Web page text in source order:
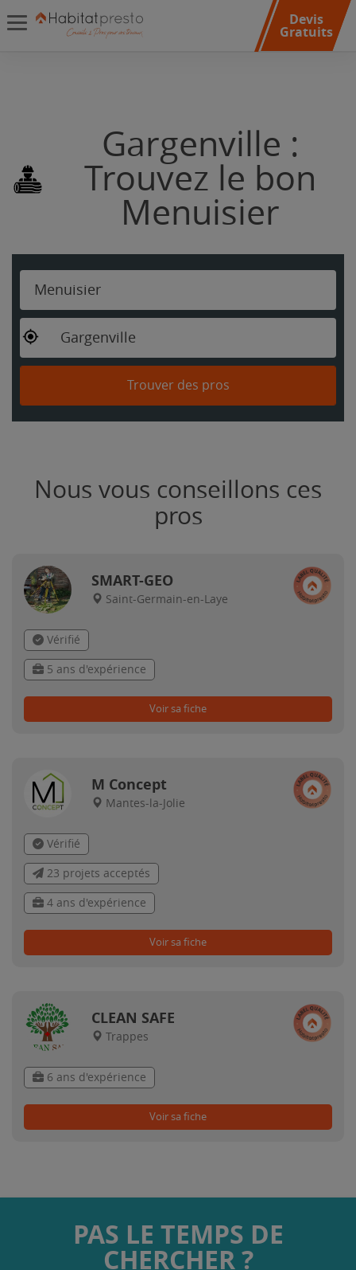
Devis
Gratuits
Gargenville :
Trouvez le bon
Menuisier
Menuisier
Gargenville
Trouver des pros
Nous vous conseillons ces
pros
SMART-GEO
Saint-Germain-en-Laye
Vérifié
5 ans d'expérience
Voir sa fiche
M Concept
Mantes-la-Jolie
Vérifié
23 projets acceptés
4 ans d'expérience
Voir sa fiche
CLEAN SAFE
Trappes
6 ans d'expérience
Voir sa fiche
PAS LE TEMPS DE
CHERCHER ?